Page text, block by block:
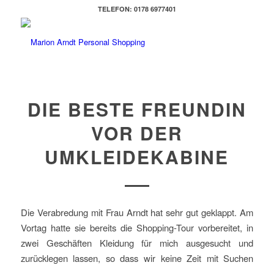
TELEFON: 0178 6977401
DIE BESTE FREUNDIN
VOR DER
UMKLEIDEKABINE
Die Verabredung mit Frau Arndt hat sehr gut geklappt. Am
Vortag hatte sie bereits die Shopping-Tour vorbereitet, in
zwei Geschäften Kleidung für mich ausgesucht und
zurücklegen lassen, so dass wir keine Zeit mit Suchen